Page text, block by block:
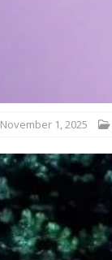
November 1, 2025